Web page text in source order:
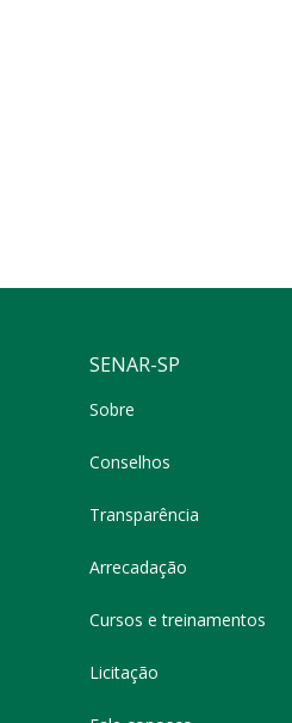
SENAR-SP
Sobre
Conselhos
Transparência
Arrecadação
Cursos e treinamentos
Licitação